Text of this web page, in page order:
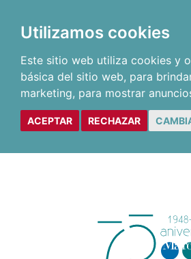
Utilizamos cookies
Este sitio web utiliza cookies y
básica del sitio web, para
marketing, para mostrar
ACEPTAR RECHAZAR